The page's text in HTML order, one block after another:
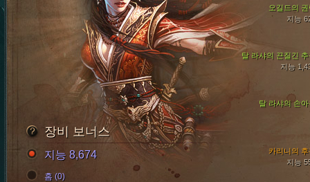
탈 라샤의 끈질긴 추
지능
탈 라샤의 손아
오길드의 권
지능
카리니의 후
지능
장비 보너스
지능 8,674
홈 (0)